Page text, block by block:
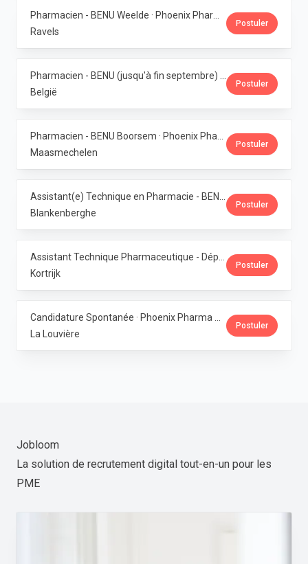
Ravels
Postuler
België
Postuler
Maasmechelen
Postuler
Blankenberghe
Postuler
Kortrijk
Postuler
La Louvière
Postuler
Jobloom
La solution de recrutement digital tout-en-un pour les
PME